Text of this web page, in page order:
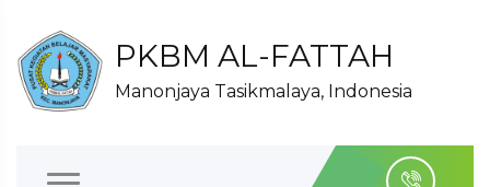
PKBM AL-FATTAH
Manonjaya Tasikmalaya, Indonesia